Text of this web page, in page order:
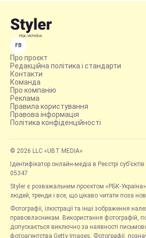
FB
Про проєкт
Редакційна політика і стандарти
Контакти
Команда
Про компанію
Реклама
Правила користування
Правова інформація
Політика конфіденційності
© 2026 LLC «UBT MEDIA»
Ідентифікатор онлайн-медіа в Реєстрі
05347
Styler є розважальним проєктом «РБК-
людей, тренди і все, що цікаво читати поза
Фотографії, ілюстрації та інші зображення
правовласникам. Використання фотографій,
допускається виключно за наявності
фотоагентства Getty Images. Фотографії,